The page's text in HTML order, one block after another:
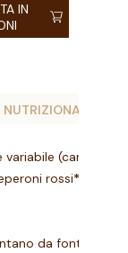
IN
(carote
rossi*
da fonti di